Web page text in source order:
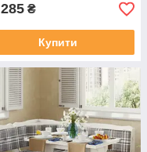
₴
Купити